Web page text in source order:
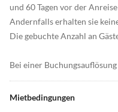
und 60 Tagen vor der
Andernfalls erhalten sie
Die gebuchte Anzahl an
Bei einer
Mietbedingungen